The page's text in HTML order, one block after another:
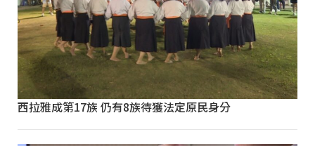
西拉雅成第17族 仍有8族待獲法定原民身分